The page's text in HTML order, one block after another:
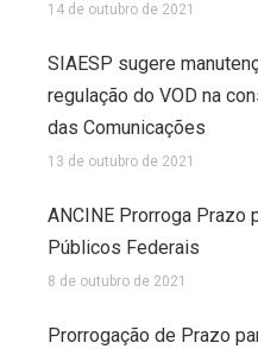
14 de outubro de 2021
SIAESP sugere
regulação do VOD na
das Comunicações
13 de outubro de 2021
ANCINE Prorroga Prazo
Públicos Federais
8 de outubro de 2021
Prorrogação de Prazo